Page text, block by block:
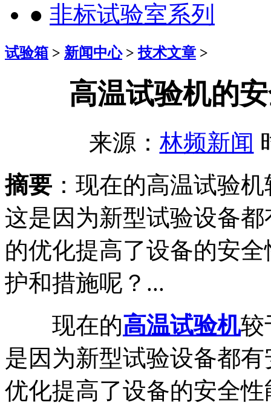
● 非标试验室系列
试验箱 > 新闻中心>技术文章 >
高温试验机的
来源： 林频新闻
摘要 ：现在的高温试验
这是因为新型试验设备
的优化提高了设备的安
护和措施呢？...
现在的高温试验机较
是因为新型试验设备都
优化提高了设备的安全